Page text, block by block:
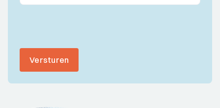
Versturen